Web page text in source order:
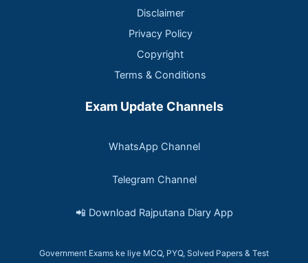
Disclaimer
Privacy Policy
Copyright
Terms & Conditions
Exam Update Channels
WhatsApp Channel
Telegram Channel
📲 Download Rajputana Diary App
Government Exams ke liye MCQ, PYQ, Solved Papers & Test